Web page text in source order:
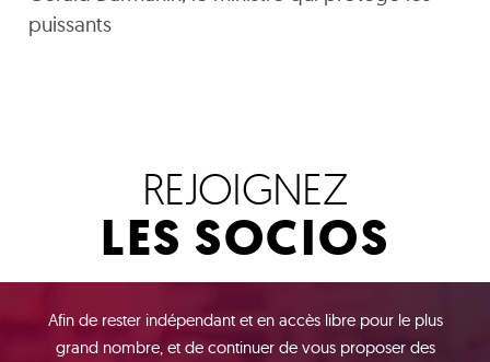
puissants
REJOIGNEZ
LES SOCIOS
Afin de rester indépendant et en accès libre pour le plus
grand nombre, et de continuer de vous proposer des